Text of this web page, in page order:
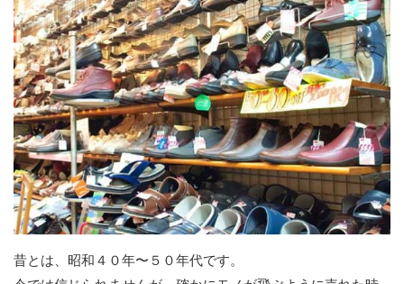
昔とは、昭和４０年〜５０年代です。